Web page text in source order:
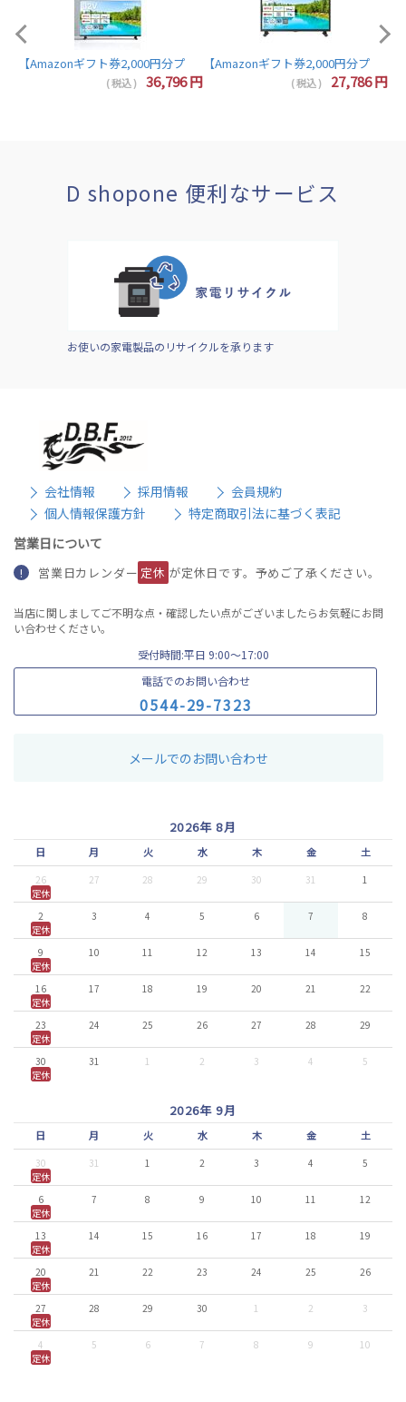
ギフト券2,000円分プレゼント】東芝 レグザ テレビ 32インチ 液晶テレビ
36,796円 27,786円
D shopone 便利なサービス
お使いの家電製品のリサイクルを承ります
会社情報 採用情報
会員規約
個人情報保護方針
特定商取引法に基づく表記
営業日について
! 営業日カレンダー 定休 が定休日です。予めご了承ください。
当店に関しましてご不明な点・確認したい点がございましたらお気軽にお問
い合わせください。
受付時間:平日 9:00〜17:00
電話でのお問い合わせ
0544-29-7323
メールでのお問い合わせ
2026年 8月
日 月 火 水 木 金 土
26 27 28 29 30 31
1
定休
2
3 4 5 6 7
8
定休
9
10 11 12 13 14
15
定休
16
17 18 19 20 21
22
定休
23
24 25 26 27 28
29
定休
30
31 1 2 3 4
5
定休
2026年 9月
日 月 火 水 木 金 土
30 31 1 2 3 4
5
定休
6
7 8 9 10 11
12
定休
13
14 15 16 17 18
19
定休
20
21 22 23 24 25
26
定休
27
28 29 30 1 2
3
定休
4
5 6 7 8 9
10
定休